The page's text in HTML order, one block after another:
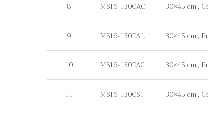
8 MS16-130CAC 30×45 cm.,
9 MS16-130EAL 30×45 cm.,
10 MS16-130EAC 30×45 cm.,
11 MS16-130CST 30×45 cm.,